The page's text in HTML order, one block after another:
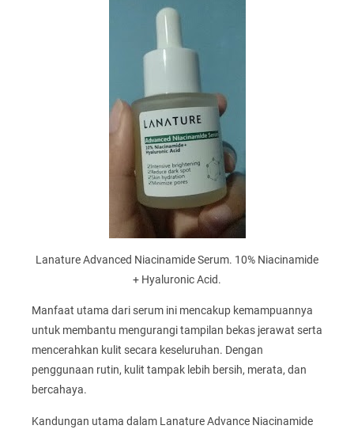
Lanature Advanced Niacinamide Serum. 10% Niacinamide
+ Hyaluronic Acid.
Manfaat utama dari serum ini mencakup kemampuannya
untuk membantu mengurangi tampilan bekas jerawat serta
mencerahkan kulit secara keseluruhan. Dengan
penggunaan rutin, kulit tampak lebih bersih, merata, dan
bercahaya.
Kandungan utama dalam Lanature Advance Niacinamide